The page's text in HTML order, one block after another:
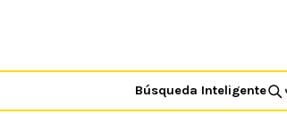
Búsqueda Inteligente